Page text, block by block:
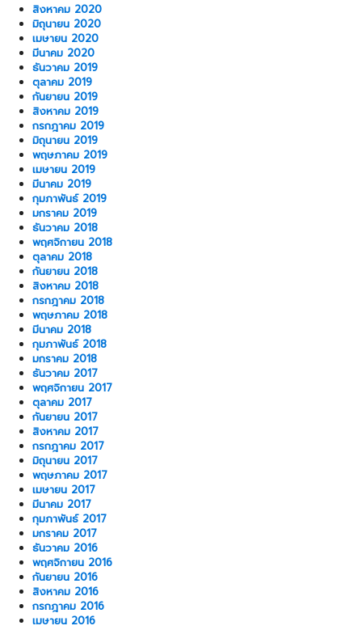
สิงหาคม 2020
มิถุนายน 2020
เมษายน 2020
มีนาคม 2020
ธันวาคม 2019
ตุลาคม 2019
กันยายน 2019
สิงหาคม 2019
กรกฎาคม 2019
มิถุนายน 2019
พฤษภาคม 2019
เมษายน 2019
มีนาคม 2019
กุมภาพันธ์ 2019
มกราคม 2019
ธันวาคม 2018
พฤศจิกายน 2018
ตุลาคม 2018
กันยายน 2018
สิงหาคม 2018
กรกฎาคม 2018
พฤษภาคม 2018
มีนาคม 2018
กุมภาพันธ์ 2018
มกราคม 2018
ธันวาคม 2017
พฤศจิกายน 2017
ตุลาคม 2017
กันยายน 2017
สิงหาคม 2017
กรกฎาคม 2017
มิถุนายน 2017
พฤษภาคม 2017
เมษายน 2017
มีนาคม 2017
กุมภาพันธ์ 2017
มกราคม 2017
ธันวาคม 2016
พฤศจิกายน 2016
กันยายน 2016
สิงหาคม 2016
กรกฎาคม 2016
เมษายน 2016